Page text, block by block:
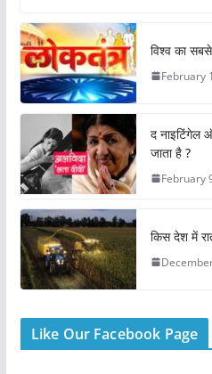
c
e
b
o
o
k
at
s
A
p
p
er e
st
विश्व का
February
द नाइटिंगेल
जाता है ?
February
किस देश में
Like Our Facebook Page